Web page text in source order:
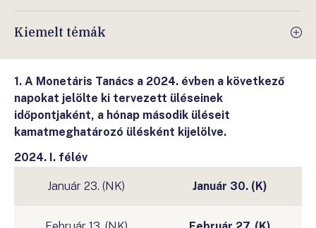
Kiemelt témák
1. A Monetáris Tanács a 2024. évben a következő
napokat jelölte ki tervezett üléseinek
időpontjaként, a hónap második üléseit
kamatmeghatározó ülésként kijelölve.
2024. I. félév
Január 23. (NK) Január 30. (K)